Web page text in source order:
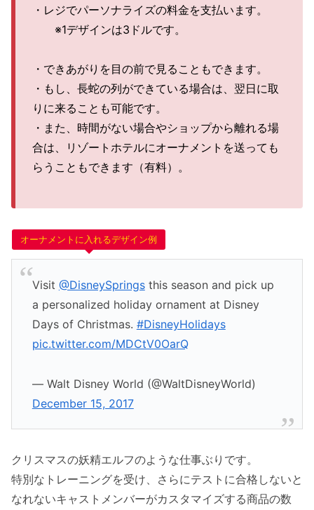
・レジでパーソナライズの料金を支払います。
※1デザインは3ドルです。
・できあがりを目の前で見ることもできます。
・もし、長蛇の列ができている場合は、翌日に取
りに来ることも可能です。
・また、時間がない場合やショップから離れる場
合は、リゾートホテルにオーナメントを送っても
らうこともできます（有料）。
オーナメントに入れるデザイン例
Visit @DisneySpringsthis season and pick up
a personalized holiday ornament at Disney
Days of Christmas. #DisneyHolidays
pic.twitter.com/MDCtV0OarQ
— Walt Disney World (@WaltDisneyWorld)
December 15, 2017
クリスマスの妖精エルフのような仕事ぶりです。
特別なトレーニングを受け、さらにテストに合格しないと
なれないキャストメンバーがカスタマイズする商品の数